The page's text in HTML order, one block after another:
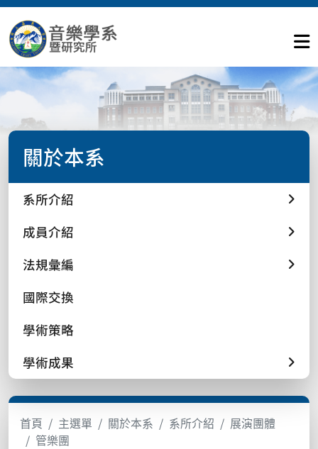
關於本系
系所介紹
成員介紹
法規彙編
國際交換
學術策略
學術成果
首頁 主選單 關於本系 系所介紹
展演團體
管樂團